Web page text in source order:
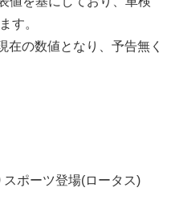
す。
の数値となり、予告無く
ポーツ登場(ロータス)